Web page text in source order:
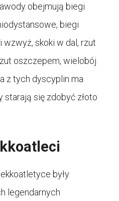
obejmują biegi
biegi
wzwyż, skoki w dal, rzut
oszczepem, wielobój
z tych dyscyplin ma
się zdobyć złoto
były
legendarnych